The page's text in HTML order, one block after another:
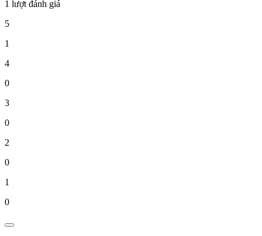
1 lượt đánh giá
5
1
4
0
3
0
2
0
1
0